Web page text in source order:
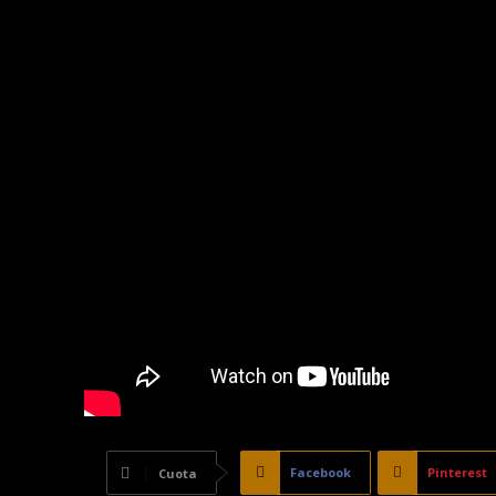
Cuota Facebook Pinterest